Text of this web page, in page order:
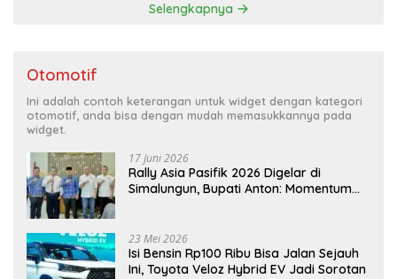
Selengkapnya
Otomotif
Ini adalah contoh keterangan untuk widget dengan kategori
otomotif, anda bisa dengan mudah memasukkannya pada
widget.
17 Juni 2026
Rally Asia Pasifik 2026 Digelar di
Simalungun, Bupati Anton: Momentum
23 Mei 2026
Isi Bensin Rp100 Ribu Bisa Jalan Sejauh
Ini, Toyota Veloz Hybrid EV Jadi Sorotan